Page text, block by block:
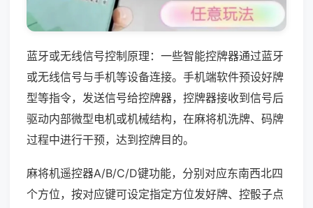
蓝牙或无线信号控制原理：一些智能控牌器通过蓝牙
或无线信号与手机等设备连接。手机端软件预设好牌
型等指令，发送信号给控牌器，控牌器接收到信号后
驱动内部微型电机或机械结构，在麻将机洗牌、码牌
过程中进行干预，达到控牌目的。
麻将机遥控器A/B/C/D键功能，分别对应东南西北四
个方位，按对应键可设定指定方位发好牌、控骰子点